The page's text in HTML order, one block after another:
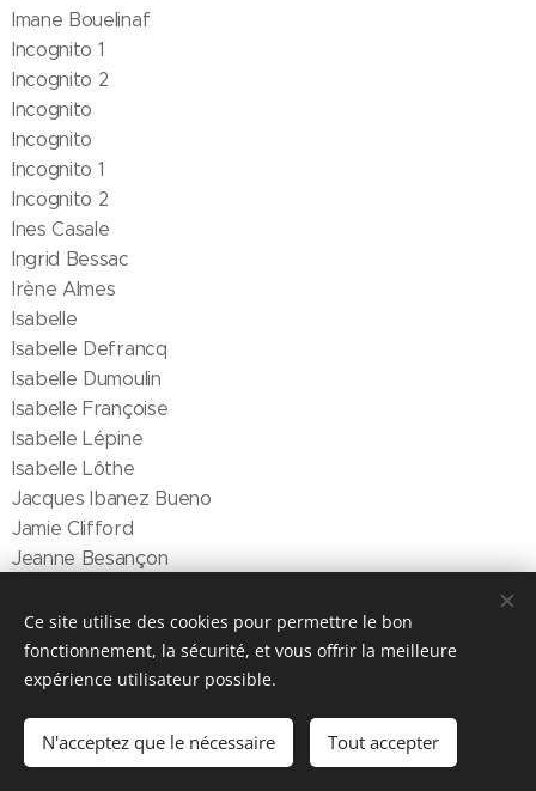
Imane Bouelinaf
Incognito 1
Incognito 2
Incognito
Incognito
Incognito 1
Incognito 2
Ines Casale
Ingrid Bessac
Irène Almes
Isabelle
Isabelle Defrancq
Isabelle Dumoulin
Isabelle Françoise
Isabelle Lépine
Isabelle Lôthe
Jacques Ibanez Bueno
Jamie Clifford
Jeanne Besançon
Jean-Marc Belleville
Jean-Daniel Berclaz
Jean-Daniel Berclaz 2
Jean-Pierre
Jean-Pierre Montmasson
Ce site utilise des cookies pour permettre le bon
fonctionnement, la sécurité, et vous offrir la meilleure
expérience utilisateur possible.
N'acceptez que le nécessaire Tout accepter